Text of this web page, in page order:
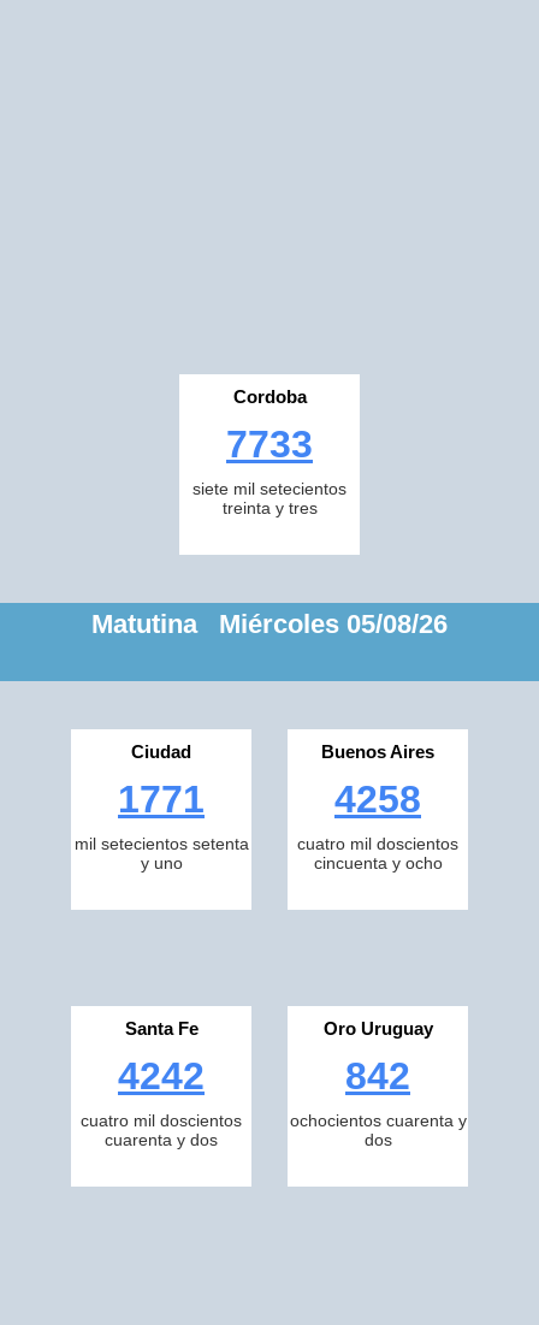
Cordoba
7733
siete mil setecientos
treinta y tres
Matutina Miércoles 05/08/26
Ciudad
1771
mil setecientos setenta
y uno
Buenos Aires
4258
cuatro mil doscientos
cincuenta y ocho
Santa Fe
4242
cuatro mil doscientos
cuarenta y dos
Oro Uruguay
842
ochocientos cuarenta y
dos